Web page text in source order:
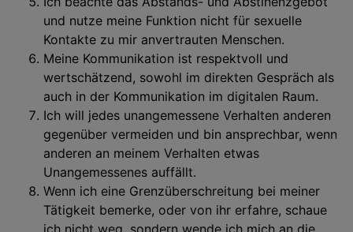
und nutze meine Funktion nicht für sexuelle
Kontakte zu mir anvertrauten Menschen.
Meine Kommunikation ist respektvoll und
wertschätzend, sowohl im direkten Gespräch als
auch in der Kommunikation im digitalen Raum.
Ich will jedes unangemessene Verhalten anderen
gegenüber vermeiden und bin ansprechbar, wenn
anderen an meinem Verhalten etwas
Unangemessenes auffällt.
Wenn ich eine Grenzüberschreitung bei meiner
Tätigkeit bemerke, oder von ihr erfahre, schaue
ich nicht weg, sondern wende ich mich an die